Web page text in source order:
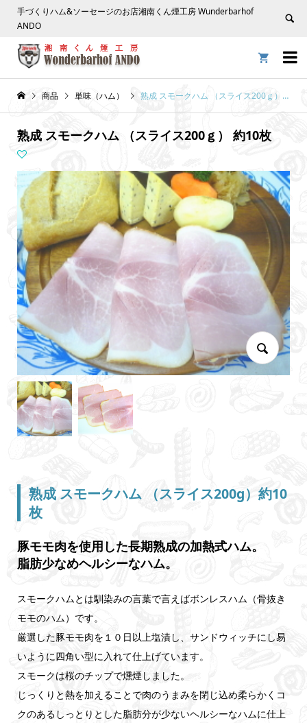
手づくりハム&ソーセージのお店湘南くん煙工房 Wunderbarhof
ANDO


商品 単味（ハム） 熟成 スモークハム （スライス200ｇ） 約10枚
熟成 スモークハム （スライス200ｇ） 約10枚
熟成 スモークハム （スライス200g）約10
枚
豚モモ肉を使用した長期熟成の加熱式ハム。
脂肪少なめヘルシーなハム。
スモークハムとは馴染みの言葉で言えばボンレスハム（骨抜き
モモのハム）です。
厳選した豚モモ肉を１０日以上塩漬し、サンドウィッチにし易
いように四角い型に入れて仕上げています。
スモークは桜のチップで燻煙しました。
じっくりと熱を加えることで肉のうまみを閉じ込め柔らかくコ
クのあるしっとりとした脂肪分が少ないヘルシーなハムに仕上